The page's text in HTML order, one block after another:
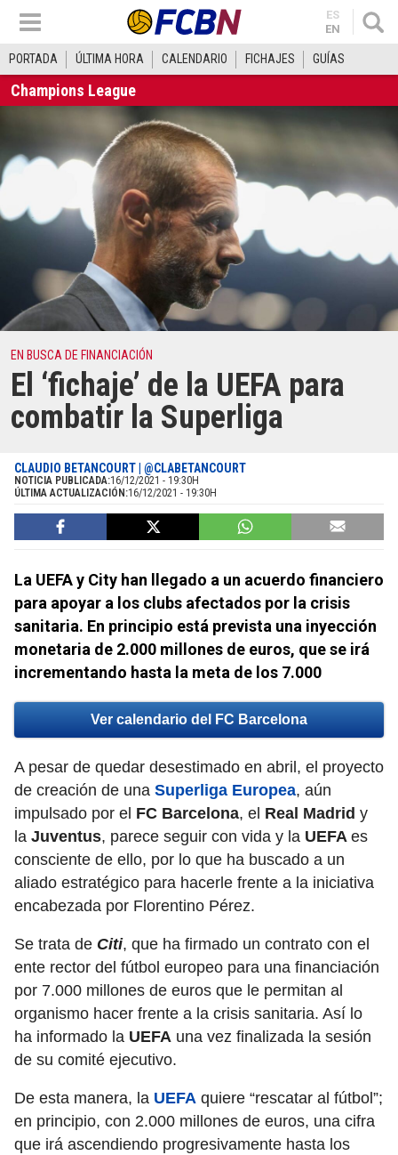
ES
EN
PORTADA ÚLTIMA HORA CALENDARIO FICHAJES GUÍAS
Champions League
EN BUSCA DE FINANCIACIÓN
El ‘fichaje’ de la UEFA para
combatir la Superliga
CLAUDIO BETANCOURT | @CLABETANCOURT
NOTICIA PUBLICADA:16/12/2021 - 19:30H
ÚLTIMA ACTUALIZACIÓN:16/12/2021 - 19:30H
La UEFA y City han llegado a un acuerdo financiero
para apoyar a los clubs afectados por la crisis
sanitaria. En principio está prevista una inyección
monetaria de 2.000 millones de euros, que se irá
incrementando hasta la meta de los 7.000
Ver calendario del FC Barcelona
A pesar de quedar desestimado en abril, el proyecto
de creación de una Superliga Europea, aún
impulsado por el FC Barcelona, el Real Madrid y
la Juventus, parece seguir con vida y la UEFA es
consciente de ello, por lo que ha buscado a un
aliado estratégico para hacerle frente a la iniciativa
encabezada por Florentino Pérez.
Se trata de Citi, que ha firmado un contrato con el
ente rector del fútbol europeo para una financiación
por 7.000 millones de euros que le permitan al
organismo hacer frente a la crisis sanitaria. Así lo
ha informado la UEFA una vez finalizada la sesión
de su comité ejecutivo.
De esta manera, la UEFA quiere “rescatar al fútbol”;
en principio, con 2.000 millones de euros, una cifra
que irá ascendiendo progresivamente hasta los